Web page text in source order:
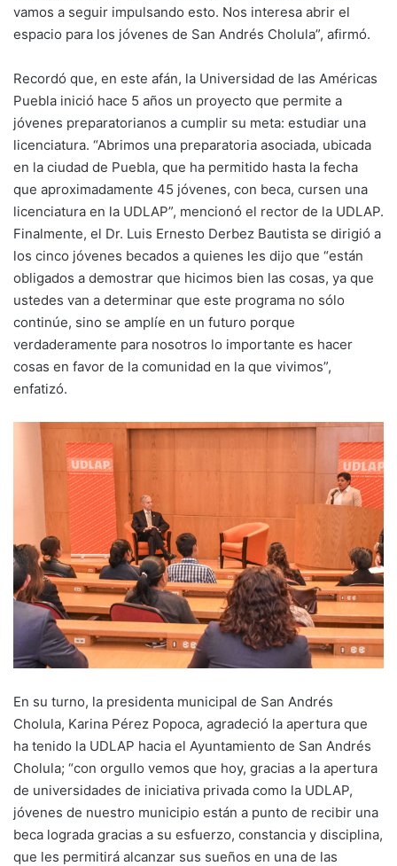
vamos a seguir impulsando esto. Nos interesa abrir el
espacio para los jóvenes de San Andrés Cholula”, afirmó.
Recordó que, en este afán, la Universidad de las Américas
Puebla inició hace 5 años un proyecto que permite a
jóvenes preparatorianos a cumplir su meta: estudiar una
licenciatura. “Abrimos una preparatoria asociada, ubicada
en la ciudad de Puebla, que ha permitido hasta la fecha
que aproximadamente 45 jóvenes, con beca, cursen una
licenciatura en la UDLAP”, mencionó el rector de la UDLAP.
Finalmente, el Dr. Luis Ernesto Derbez Bautista se dirigió a
los cinco jóvenes becados a quienes les dijo que “están
obligados a demostrar que hicimos bien las cosas, ya que
ustedes van a determinar que este programa no sólo
continúe, sino se amplíe en un futuro porque
verdaderamente para nosotros lo importante es hacer
cosas en favor de la comunidad en la que vivimos”,
enfatizó.
En su turno, la presidenta municipal de San Andrés
Cholula, Karina Pérez Popoca, agradeció la apertura que
ha tenido la UDLAP hacia el Ayuntamiento de San Andrés
Cholula; “con orgullo vemos que hoy, gracias a la apertura
de universidades de iniciativa privada como la UDLAP,
jóvenes de nuestro municipio están a punto de recibir una
beca lograda gracias a su esfuerzo, constancia y disciplina,
que les permitirá alcanzar sus sueños en una de las